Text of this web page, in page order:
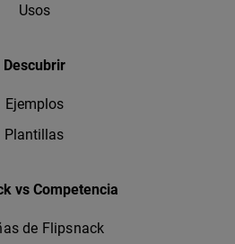
Usos
Descubrir
Ejemplos
Plantillas
vs Competencia
de Flipsnack